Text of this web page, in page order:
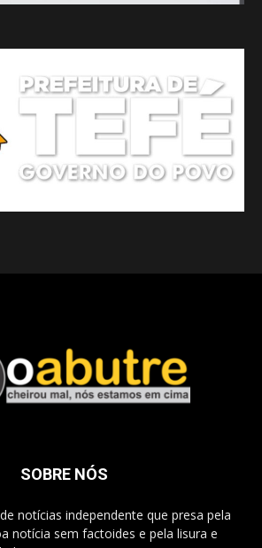
SOBRE NÓS
notícias independente que presa pela
notícia sem factoides e pela lisura e